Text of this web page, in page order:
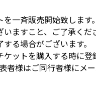
一斉販売開始致します。
ますこと、ご了承くだ
る場合がございます。
ットを購入する時に登
者様はご同行者様にメ